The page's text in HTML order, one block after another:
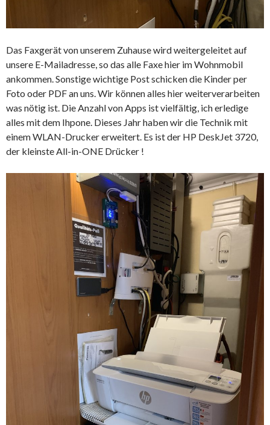
Das Faxgerät von unserem Zuhause wird weitergeleitet auf
unsere E-Mailadresse, so das alle Faxe hier im Wohnmobil
ankommen. Sonstige wichtige Post schicken die Kinder per
Foto oder PDF an uns. Wir können alles hier weiterverarbeiten
was nötig ist. Die Anzahl von Apps ist vielfältig, ich erledige
alles mit dem Ihpone. Dieses Jahr haben wir die Technik mit
einem WLAN-Drucker erweitert. Es ist der HP DeskJet 3720,
der kleinste All-in-ONE Drücker !